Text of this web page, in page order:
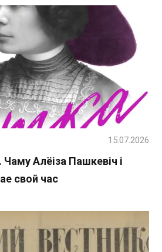
Алёіза Пашкевіч і
свой час
15.07.2026